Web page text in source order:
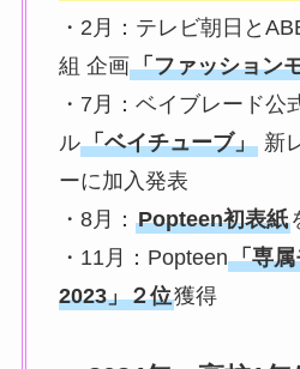
・2月：テレビ朝日と
組 企画「ファッション
・7月：ベイブレード公
ル「ベイチューブ」新
ーに加入発表
・8月： Popteen初表紙
・11月：Popteen「専
2023」２位獲得